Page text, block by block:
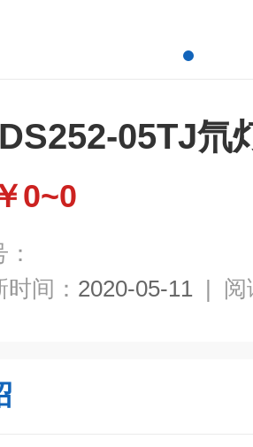
05TJ氘
0~0
时间： 2020-05-11 | 阅